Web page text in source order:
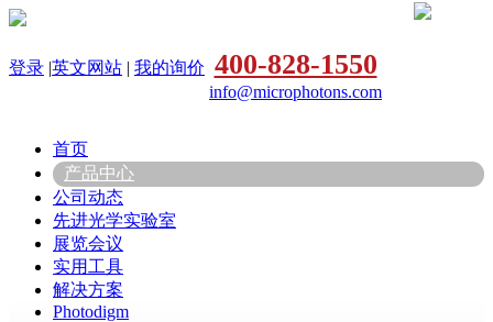
登录 |英文网站 | 我的询价 400-828-1550
info@microphotons.com
首页
产品中心
公司动态
先进光学实验室
展览会议
实用工具
解决方案
Photodigm